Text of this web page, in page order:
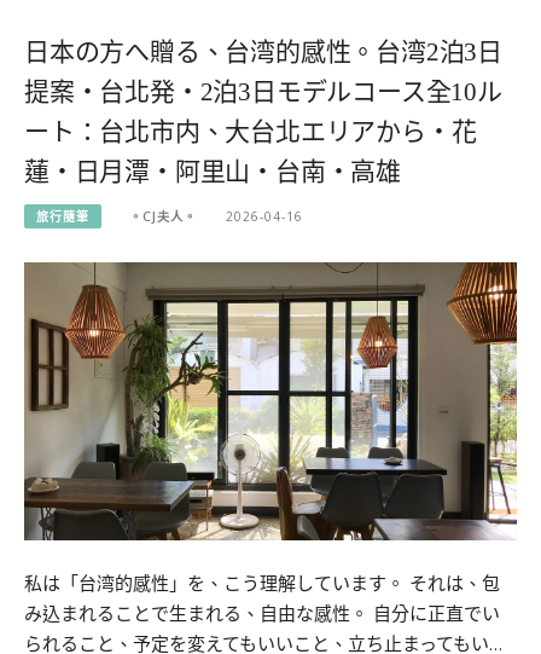
日本の方へ贈る、台湾的感性。台湾2泊3日
提案・台北発・2泊3日モデルコース全10ル
ート：台北市内、大台北エリアから・花
蓮・日月潭・阿里山・台南・高雄
旅行隨筆 。CJ夫人。 2026-04-16
私は「台湾的感性」を、こう理解しています。 それは、包
み込まれることで生まれる、自由な感性。 自分に正直でい
られること、予定を変えてもいいこと、立ち止まってもい…